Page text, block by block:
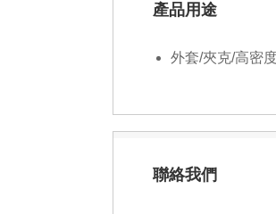
產品用途
外套/夾克/高密
聯絡我們